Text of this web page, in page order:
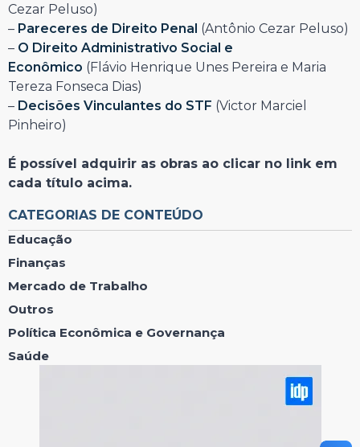
Cezar Peluso)
– Pareceres de Direito Penal (Antônio Cezar Peluso)
– O Direito Administrativo Social e
Econômico (Flávio Henrique Unes Pereira e Maria
Tereza Fonseca Dias)
– Decisões Vinculantes do STF (Victor Marciel
Pinheiro)
É possível adquirir as obras ao clicar no link em
cada título acima.
CATEGORIAS DE CONTEÚDO
Educação
Finanças
Mercado de Trabalho
Outros
Política Econômica e Governança
Saúde